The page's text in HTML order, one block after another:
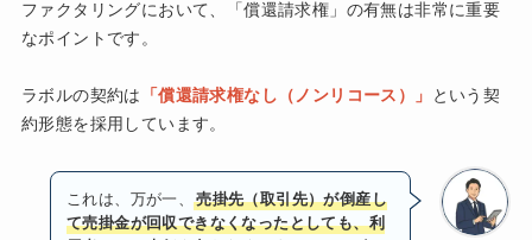
ファクタリングにおいて、「償還請求権」の有無は非常に重要
なポイントです。
ラボルの契約は 「償還請求権なし（ノンリコース）」
という契
約形態を採用しています。
これは、万が一、売掛先（取引先）が倒産し
て売掛金が回収できなくなったとしても、利